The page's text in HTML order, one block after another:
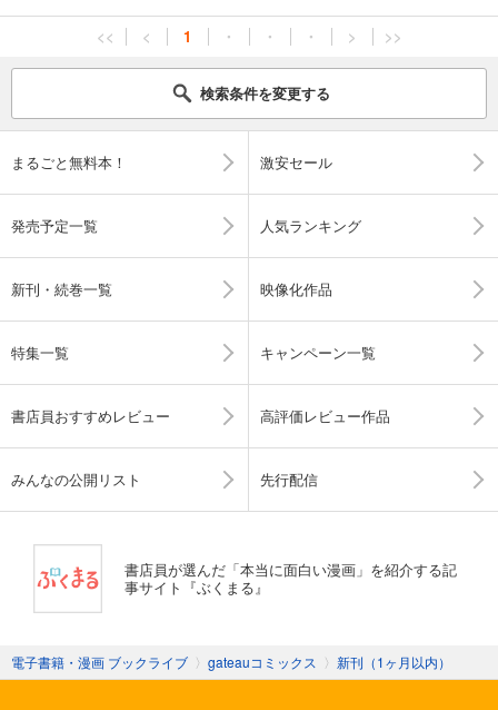
<< < 1 ・ ・ ・ > >>
検索条件を変更する
まるごと無料本！ 激安セール
発売予定一覧 人気ランキング
新刊・続巻一覧 映像化作品
特集一覧 キャンペーン一覧
書店員おすすめレビュー 高評価レビュー作品
みんなの公開リスト 先行配信
書店員が選んだ「本当に面白い漫画」を紹介する記
事サイト『ぶくまる』
電子書籍・漫画 ブックライブ 〉 gateauコミックス 〉 新刊（1ヶ月以内）